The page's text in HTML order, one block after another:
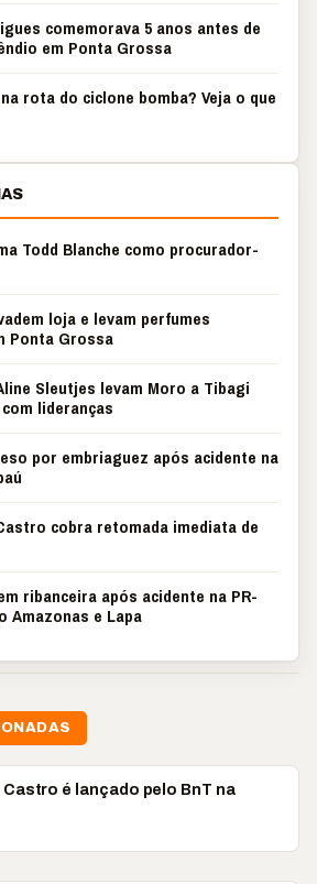
comemorava 5 anos antes de
em Ponta Grossa
rota do ciclone bomba? Veja o que
Todd Blanche como procurador-
loja e levam perfumes
Ponta Grossa
Sleutjes levam Moro a Tibagi
lideranças
por embriaguez após acidente na
cobra retomada imediata de
ribanceira após acidente na PR-
Amazonas e Lapa
é lançado pelo BnT na